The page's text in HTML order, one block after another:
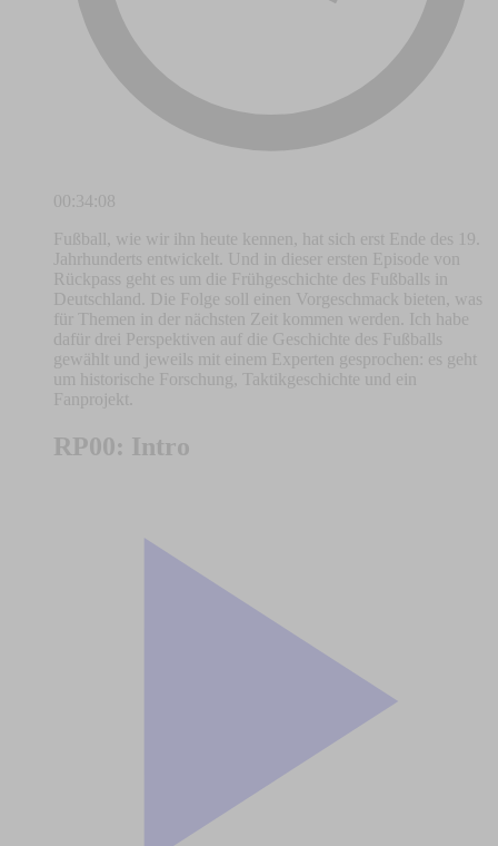
00:34:08
Fußball, wie wir ihn heute kennen, hat sich erst Ende des 19.
Jahrhunderts entwickelt. Und in dieser ersten Episode von
Rückpass geht es um die Frühgeschichte des Fußballs in
Deutschland. Die Folge soll einen Vorgeschmack bieten, was
für Themen in der nächsten Zeit kommen werden. Ich habe
dafür drei Perspektiven auf die Geschichte des Fußballs
gewählt und jeweils mit einem Experten gesprochen: es geht
um historische Forschung, Taktikgeschichte und ein
Fanprojekt.
RP00: Intro